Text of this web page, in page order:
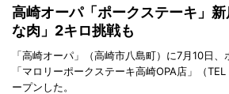
高崎オーパ「ポークステーキ」
な肉」2キロ挑戦も
「高崎オーパ」（高崎市八島町）に7月10日
「マロリーポークステーキ高崎OPA店」（
ープンした。